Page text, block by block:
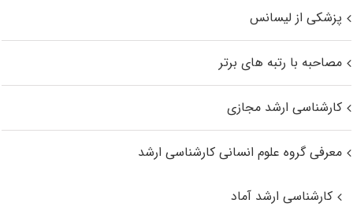
پزشکی از لیسانس
مصاحبه با رتبه های برتر
کارشناسی ارشد مجازی
معرفی گروه علوم انسانی کارشناسی ارشد
کارشناسی ارشد آماد